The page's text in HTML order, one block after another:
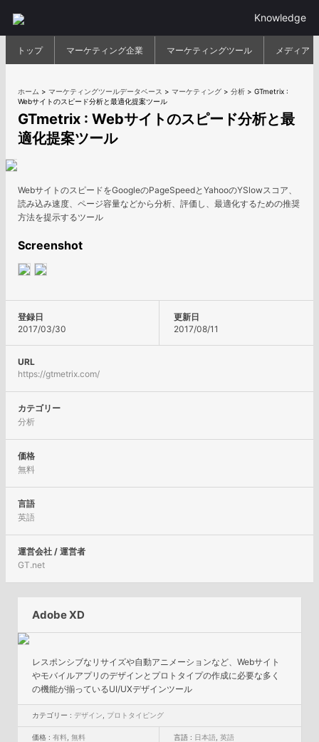
Knowledge
トップ マーケティング企業 マーケティングツール メディア
ホーム >マーケティングツールデータベース >マーケティング >分析 >GTmetrix :
Webサイトのスピード分析と最適化提案ツール
GTmetrix : Webサイトのスピード分析と最
適化提案ツール
WebサイトのスピードをGoogleのPageSpeedとYahooのYSlowスコア、
読み込み速度、ページ容量などから分析、評価し、最適化するための推奨
方法を提示するツール
Screenshot
登録日
2017/03/30
更新日
2017/08/11
URL
https://gtmetrix.com/
カテゴリー
分析
価格
無料
言語
英語
運営会社 / 運営者
GT.net
Adobe XD
レスポンシブなリサイズや自動アニメーションなど、Webサイト
やモバイルアプリのデザインとプロトタイプの作成に必要な多く
の機能が揃っているUI/UXデザインツール
カテゴリー : デザイン プロトタイピング
価格 :有料 ,無料 言語 : 日本語 英語